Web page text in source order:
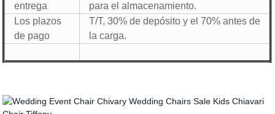
entrega
para el almacenamiento.
Los plazos
de pago
T/T, 30% de depósito y el 70% antes de
la carga.